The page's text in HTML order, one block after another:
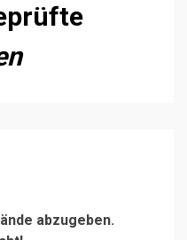
abzugeben.